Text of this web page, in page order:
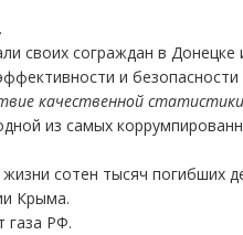
своих сограждан в Донецке
и безопасности
качественной
из самых
сотен тысяч погибших
Крыма.
газа РФ.